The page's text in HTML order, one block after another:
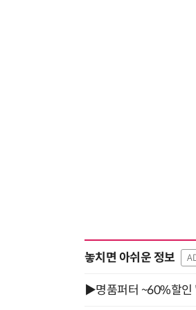
놓치면 아쉬운 정보
▶명품퍼터 ~60%할인